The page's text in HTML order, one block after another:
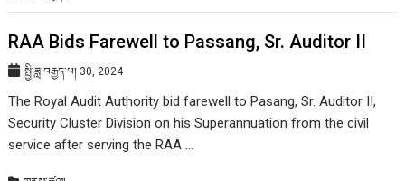
RAA Bids Farewell to Passang, Sr. Auditor II
སྤྱི་ཟླ་བརྒྱད་པ། 30, 2024
The Royal Audit Authority bid farewell to Pasang, Sr. Auditor II,
Security Cluster Division on his Superannuation from the civil
service after serving the RAA …